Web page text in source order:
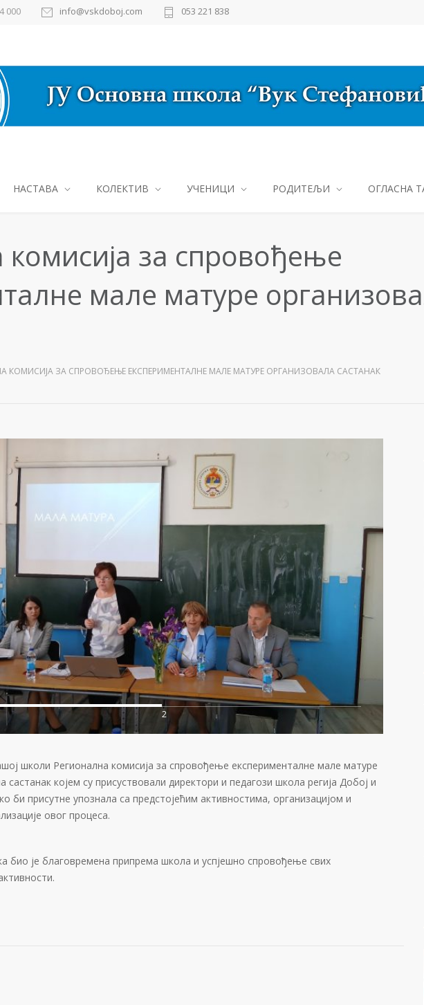
000 info@vskdoboj.com 053 221 838
НАСТАВА КОЛЕКТИВ УЧЕНИЦИ РОДИТЕЉИ ОГЛАСНА
комисија за спровођење
мале матуре
КОМИСИЈА ЗА СПРОВОЂЕЊЕ ЕКСПЕРИМЕНТАЛНЕ МАЛЕ МАТУРЕ ОРГАНИЗОВАЛА САСТАНАК
2
школи Регионална комисија за спровођење експерименталне мале матуре
састанак којем су присуствовали директори и педагози школа регија Добој и
би присутне упознала са предстојећим активностима, организацијом и
овог процеса.
био је благовремена припрема школа и успјешно спровођење свих